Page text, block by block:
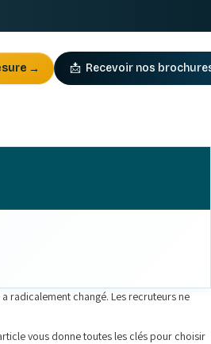
→ 📩 Recevoir nos
radicalement changé. Les recruteurs ne
vous donne toutes les clés pour choisir